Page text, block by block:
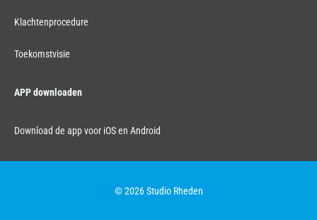
Klachtenprocedure
Toekomstvisie
APP downloaden
Download de app voor iOS en Android
© 2026 Studio Rheden